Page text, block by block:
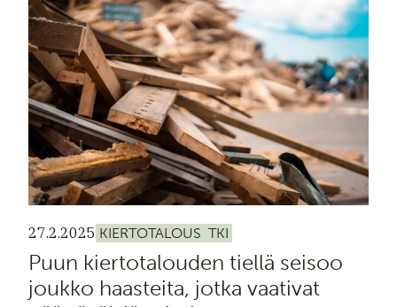
27.2.2025 KIERTOTALOUS TKI
Puun kiertotalouden tiellä seisoo
joukko haasteita, jotka vaativat